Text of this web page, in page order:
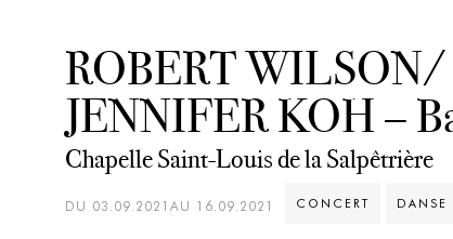
ROBERT
JENNIFER KOH –
Chapelle Saint-Louis de la Salpêtrière
DU 03.09.2021AU 16.09.2021 CONCERT DANSE